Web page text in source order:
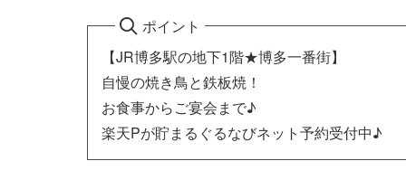
ポイント
【JR博多駅の地下1階★博多一番街】
自慢の焼き鳥と鉄板焼！
お食事からご宴会まで♪
楽天Pが貯まるぐるなびネット予約受付中♪